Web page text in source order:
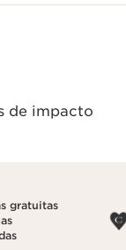
de impacto
gratuitas